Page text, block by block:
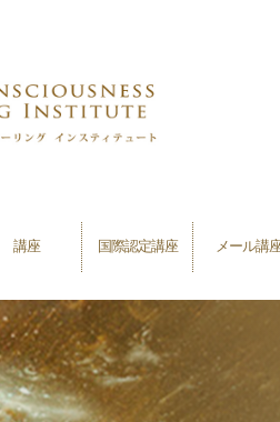
講座 国際認定講座 メール講